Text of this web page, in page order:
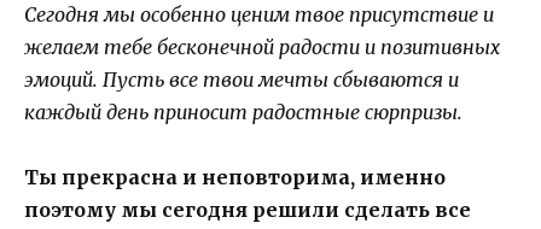
Сегодня мы особенно ценим твое присутствие и
желаем тебе бесконечной радости и позитивных
эмоций. Пусть все твои мечты сбываются и
каждый день приносит радостные сюрпризы.
Ты прекрасна и неповторима, именно
поэтому мы сегодня решили сделать все